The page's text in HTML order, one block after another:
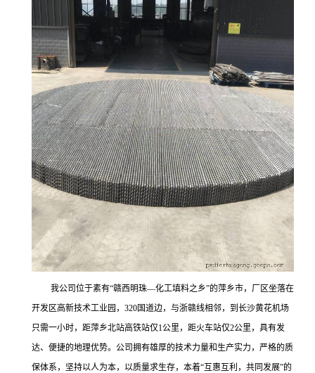
我公司位于素有“赣西明珠—化工填料之乡”的萍乡市，厂区坐落在
开发区高新技术工业园，320国道边，与浙赣线相邻，到长沙黄花机场
只需一小时，距萍乡北站高铁站仅1公里，距火车站仅2公里，具有发
达、便捷的地理优势。公司拥有雄厚的技术力量和生产实力，严格的质
保体系，坚持以人为本，以质量求生存，本着“互惠互利，共同发展”的